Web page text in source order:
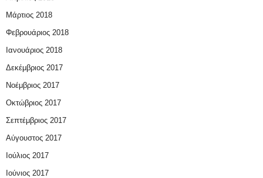
Μάρτιος 2018
Φεβρουάριος 2018
Ιανουάριος 2018
Δεκέμβριος 2017
Νοέμβριος 2017
Οκτώβριος 2017
Σεπτέμβριος 2017
Αύγουστος 2017
Ιούλιος 2017
Ιούνιος 2017